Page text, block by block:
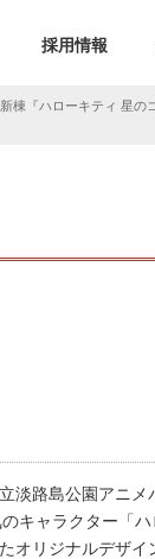
採用情報
棟『ハローキティ 星
淡路島公園アニ
キャラクター「
リジナルデザ